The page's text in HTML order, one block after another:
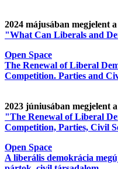
2024 májusában megjelent
"What Can Liberals and
Open Space
The Renewal of Liberal
Competition. Parties and
2023 júniusában megjelent
"The Renewal of Liberal
Competition, Parties, Civil
Open Space
A liberális demokrácia